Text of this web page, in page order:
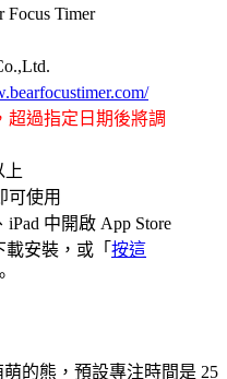
Focus Timer
超過指定日期後將調
上
可使用
iPad 中開啟 App Store
安裝，或「 按這
的熊，預設專注時間是 25